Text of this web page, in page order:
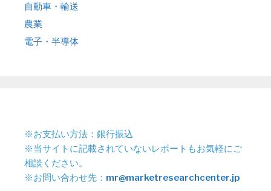
自動車・輸送
農業
電子・半導体
※お支払い方法：銀行振込
※当サイトに記載されていないレポートもお気軽にご
相談ください。
※お問い合わせ先： mr@marketresearchcenter.jp